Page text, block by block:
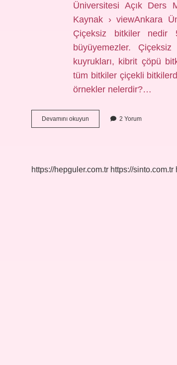
Üniversitesi Açık Ders
Kaynak › viewAnkara
Çiçeksiz bitkiler nedir
büyüyemezler.
kuyrukları, kibrit çöpü
tüm bitkiler çiçekli
örnekler nelerdir?…
Devamını okuyun Çiçeksiz
Bitkiler
2 Yorum
https://hepguler.com.tr https://sinto.com.tr